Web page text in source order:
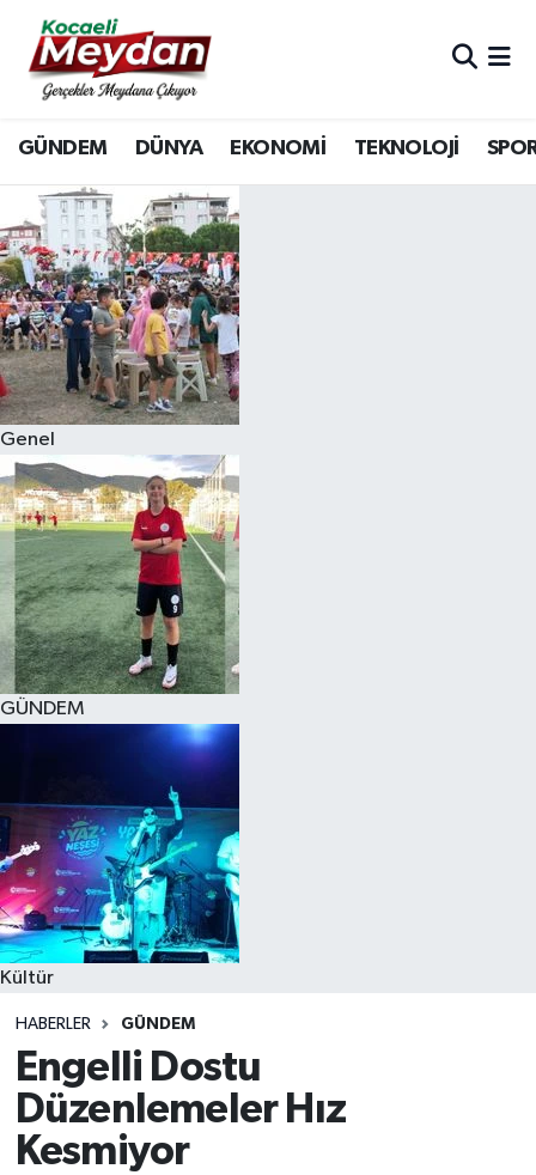
GÜNDEM DÜNYA EKONOMİ TEKNOLOJİ
Genel
GÜNDEM
Kültür
HABERLER GÜNDEM
Engelli Dostu
Düzenlemeler Hız
Kesmiyor
Nöbetçi Eczaneler
Hava Durumu
Trafik Durumu
Süper Lig Puan Durumu ve Fikstür
Tüm Manşetler
Son Dakika Haberleri
Haber Arşivi